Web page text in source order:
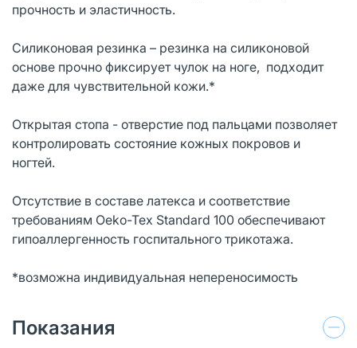
прочность и эластичность.
Силиконовая резинка – резинка на силиконовой
основе прочно фиксирует чулок на ноге, подходит
даже для чувствительной кожи.*
Открытая стопа - отверстие под пальцами позволяет
контролировать состояние кожных покровов и
ногтей.
Отсутствие в составе латекса и соответствие
требованиям Oeko-Tex Standard 100 обеспечивают
гипоаллергенность госпитального трикотажа.
*возможна индивидуальная непереносимость
Показания